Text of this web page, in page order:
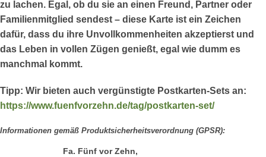
zu lachen. Egal, ob du sie an einen Freund, Partner oder
Familienmitglied sendest – diese Karte ist ein Zeichen
dafür, dass du ihre Unvollkommenheiten akzeptierst und
das Leben in vollen Zügen genießt, egal wie dumm es
manchmal kommt.
Tipp: Wir bieten auch vergünstigte Postkarten-Sets an:
https://www.fuenfvorzehn.de/tag/postkarten-set/
Informationen gemäß Produktsicherheitsverordnung (GPSR):
Fa. Fünf vor Zehn,